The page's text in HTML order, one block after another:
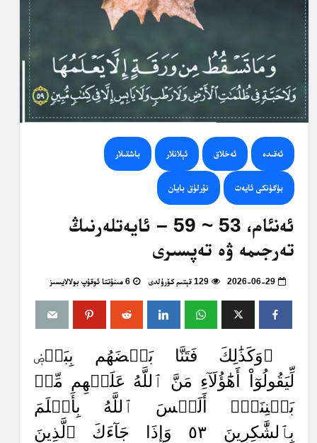
ئەقىدە ئەخلاق ئېلانلار باشقىلار
بۈگۈنكى ئايەت نۇرلۇق بايان
ئەنئام، 53 ~ 59 – ئايەتلەرنىڭ
تەرجىمە ۋە تەپسىرى
2026-06-29 129 قېتىم كۆرۈلدى 6 مىنۇتتا ئوقۇپ بولالايسىز
﴿وَكَذَٰلِكَ فَتَنَّا بَعۡضَهُم بِبَعۡضٖ
لِّيَقُولُوٓاْ أَهَٰٓؤُلَآءِ مَنَّ ٱللَّهُ عَلَيۡهِم مِّنۢ
بَيۡنِنَآۗ أَلَيۡسَ ٱللَّهُ بِأَعۡلَمَ
بِٱلشَّٰكِرِينَ ٥٣ وَإِذَا جَآءَكَ ٱلَّذِينَ